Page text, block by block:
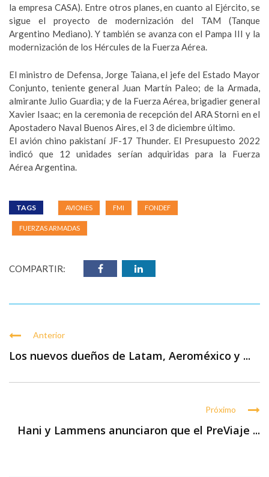
la empresa CASA). Entre otros planes, en cuanto al Ejército, se
sigue el proyecto de modernización del TAM (Tanque
Argentino Mediano). Y también se avanza con el Pampa III y la
modernización de los Hércules de la Fuerza Aérea.
El ministro de Defensa, Jorge Taiana, el jefe del Estado Mayor
Conjunto, teniente general Juan Martín Paleo; de la Armada,
almirante Julio Guardia; y de la Fuerza Aérea, brigadier general
Xavier Isaac; en la ceremonia de recepción del ARA Storni en el
Apostadero Naval Buenos Aires, el 3 de diciembre último.
El avión chino pakistaní JF-17 Thunder. El Presupuesto 2022
indicó que 12 unidades serían adquiridas para la Fuerza
Aérea Argentina.
TAGS AVIONES FMI FONDEF
FUERZAS ARMADAS
COMPARTIR:
Anterior
Los nuevos dueños de Latam, Aeroméxico y ...
Próximo
Hani y Lammens anunciaron que el PreViaje ...